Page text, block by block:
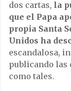
dos cartas, la
que el Papa
propia Santa
Unidos ha
escandalosa,
publicando las
como tales.